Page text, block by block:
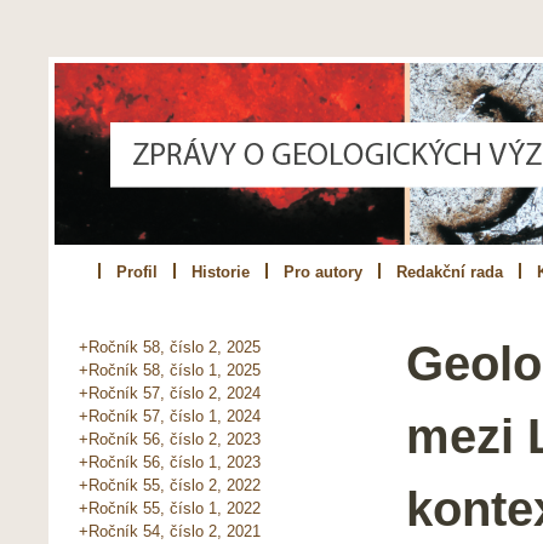
Profil Historie Pro autory Redakční rada
+Ročník 58, číslo 2, 2025
+Ročník 58, číslo 1, 2025
+Ročník 57, číslo 2, 2024
+Ročník 57, číslo 1, 2024
+Ročník 56, číslo 2, 2023
+Ročník 56, číslo 1, 2023
+Ročník 55, číslo 2, 2022
+Ročník 55, číslo 1, 2022
+Ročník 54, číslo 2, 2021
mezi